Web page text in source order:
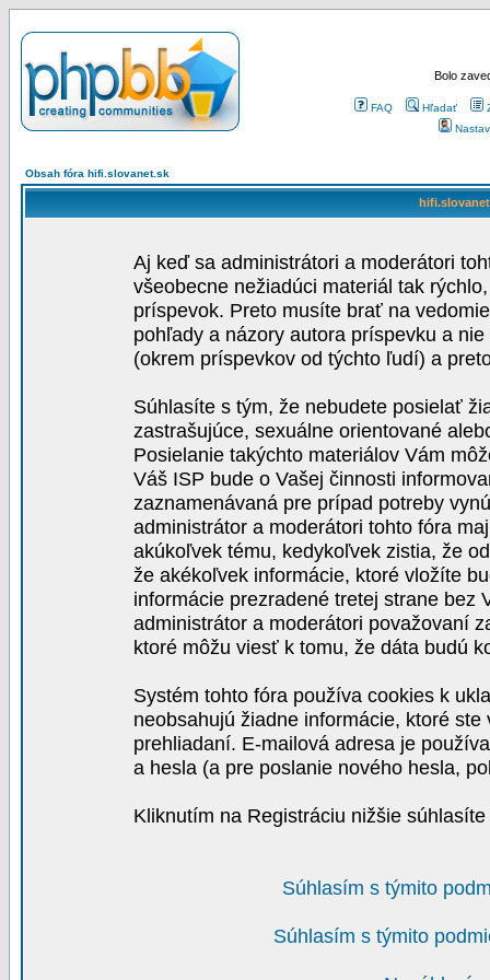
Bolo
FAQ Hľadať
Obsah fóra hifi.slovanet.sk
Aj keď sa administrátori a moderátori
všeobecne nežiadúci materiál tak
príspevok. Preto musíte brať na
pohľady a názory autora príspevku a
(okrem príspevkov od týchto ľudí) a
Súhlasíte s tým, že nebudete posielať
zastrašujúce, sexuálne orientované
Posielanie takýchto materiálov Vám
Váš ISP bude o Vašej činnosti
zaznamenávaná pre prípad potreby
administrátor a moderátori tohto fóra
akúkoľvek tému, kedykoľvek zistia, že
že akékoľvek informácie, ktoré vložíte
informácie prezradené tretej strane bez
administrátor a moderátori považovaní
ktoré môžu viesť k tomu, že dáta budú
Systém tohto fóra používa cookies k
neobsahujú žiadne informácie, ktoré
prehliadaní. E-mailová adresa je
a hesla (a pre poslanie nového hesla,
Kliknutím na Registráciu nižšie
Súhlasím s týmito
Súhlasím s týmito